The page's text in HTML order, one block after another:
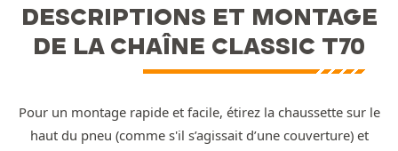
DESCRIPTIONS ET MONTAGE
DE LA CHAÎNE CLASSIC T70
Pour un montage rapide et facile, étirez la chaussette sur le
haut du pneu (comme s'il s’agissait d’une couverture) et